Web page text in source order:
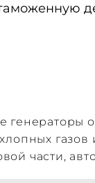
генераторы
части,